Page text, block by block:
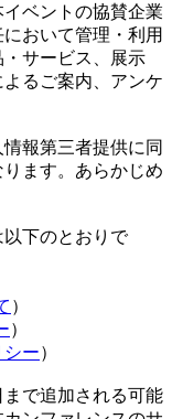
ベントの協賛企業
おいて管理・利用
サービス、展示
るご案内、アンケ
報第三者提供に同
ます。あらかじめ
下のとおりで
）
）
シー）
で追加される可能